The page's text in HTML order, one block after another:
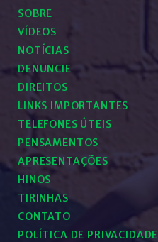
SOBRE
VÍDEOS
NOTÍCIAS
DENUNCIE
DIREITOS
LINKS IMPORTANTES
TELEFONES ÚTEIS
PENSAMENTOS
APRESENTAÇÕES
HINOS
TIRINHAS
CONTATO
POLÍTICA DE PRIVACIDADE